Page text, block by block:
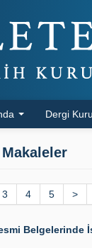
Dergi
3 4 5 >
Belgelerinde